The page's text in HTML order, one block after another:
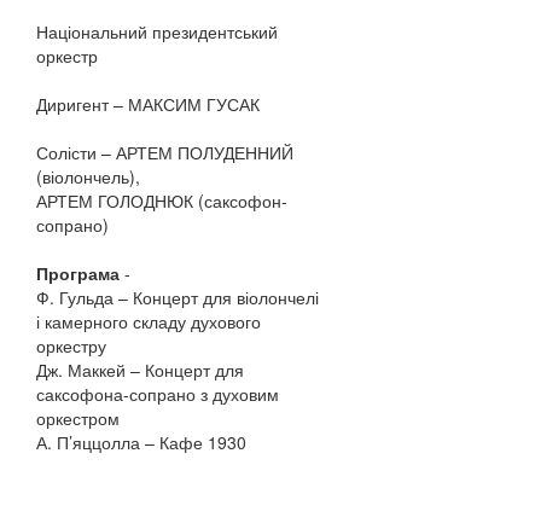
Національний президентський
оркестр
Диригент – МАКСИМ ГУСАК
Солісти – АРТЕМ ПОЛУДЕННИЙ
(віолончель),
АРТЕМ ГОЛОДНЮК (саксофон-
сопрано)
Програма -
Ф. Гульда – Концерт для віолончелі
і камерного складу духового
оркестру
Дж. Маккей – Концерт для
саксофона-сопрано з духовим
оркестром
А. П’яццолла – Кафе 1930